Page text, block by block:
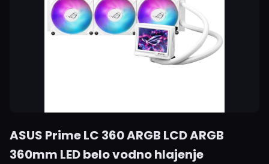
ASUS Prime LC 360 ARGB LCD ARGB
360mm LED belo vodno hlajenje